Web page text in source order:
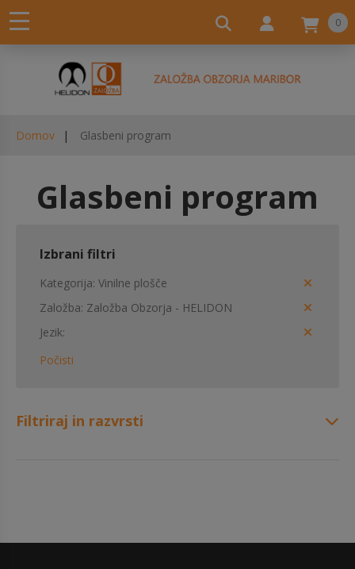
0
Domov Glasbeni program
Glasbeni program
Izbrani filtri
Kategorija Vinilne plošče
Založba Založba Obzorja - HELIDON
Jezik
Počisti
Filtriraj in razvrsti